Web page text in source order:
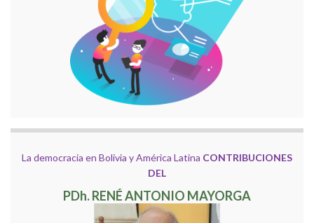
La democracia en Bolivia y América Latina CONTRIBUCIONES
DEL
PDh. RENÉ ANTONIO MAYORGA